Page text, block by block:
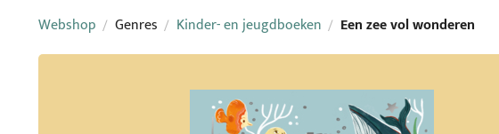
Webshop / Genres / Kinder- en jeugdboeken / Een zee vol wonderen